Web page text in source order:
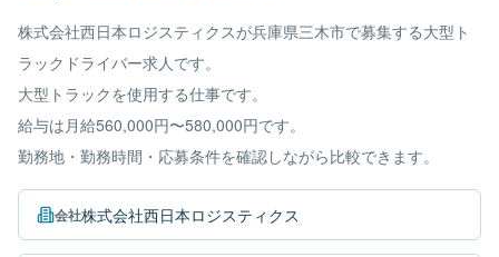
株式会社西日本ロジスティクスが兵庫県三木市で募集する大型ト
ラックドライバー求人です。
大型トラックを使用する仕事です。
給与は月給560,000円〜580,000円です。
勤務地・勤務時間・応募条件を確認しながら比較できます。
会社株式会社西日本ロジスティクス